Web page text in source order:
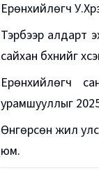
Ерөнхийлөгч
Тэрбээр алдарт
сайхан бүхнийг
Ерөнхийлөгч
урамшууллыг
Өнгөрсөн жил
юм.